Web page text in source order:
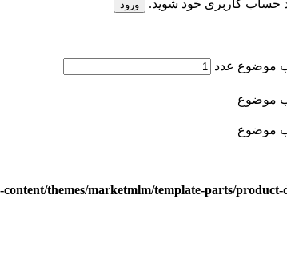
حساب کاربری خود شوید. ورود
موضوع عدد
موضوع
موضوع
themes/marketmlm/template-parts/